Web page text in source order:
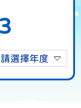
請選擇年度